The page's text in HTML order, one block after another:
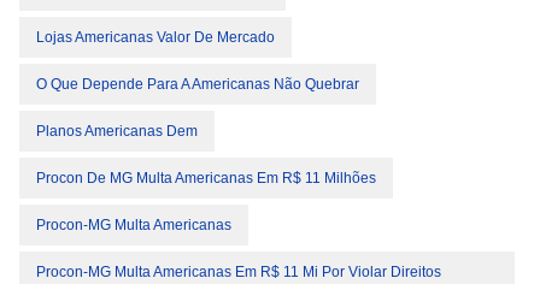
Lojas Americanas Valor De Mercado
O Que Depende Para A Americanas Não Quebrar
Planos Americanas Dem
Procon De MG Multa Americanas Em R$ 11 Milhões
Procon-MG Multa Americanas
Procon-MG Multa Americanas Em R$ 11 Mi Por Violar Direitos